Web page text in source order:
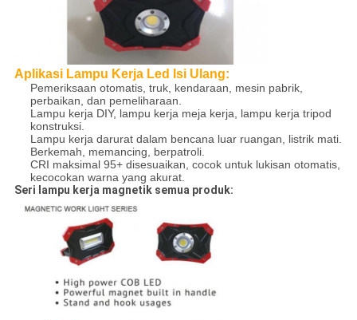
Aplikasi Lampu Kerja Led Isi Ulang:
Pemeriksaan otomatis, truk, kendaraan, mesin pabrik,
perbaikan, dan pemeliharaan.
Lampu kerja DIY, lampu kerja meja kerja, lampu kerja tripod
konstruksi.
Lampu kerja darurat dalam bencana luar ruangan, listrik mati.
Berkemah, memancing, berpatroli.
CRI maksimal 95+ disesuaikan, cocok untuk lukisan otomatis,
kecocokan warna yang akurat.
Seri lampu kerja magnetik semua produk: